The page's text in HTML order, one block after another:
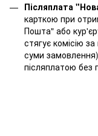
Післяплата
карткою при
Пошта" або
стягує комісію
суми
післяплатою без